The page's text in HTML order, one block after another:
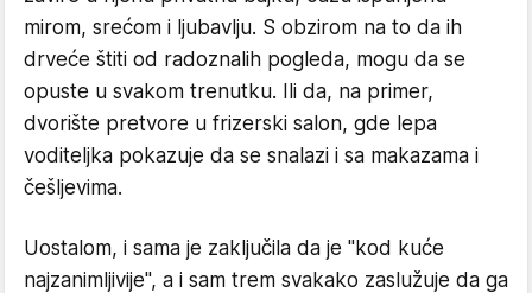
mirom, srećom i ljubavlju. S obzirom na to da ih
drveće štiti od radoznalih pogleda, mogu da se
opuste u svakom trenutku. Ili da, na primer,
dvorište pretvore u frizerski salon, gde lepa
voditeljka pokazuje da se snalazi i sa makazama i
češljevima.
Uostalom, i sama je zaključila da je "kod kuće
najzanimljivije", a i sam trem svakako zaslužuje da ga